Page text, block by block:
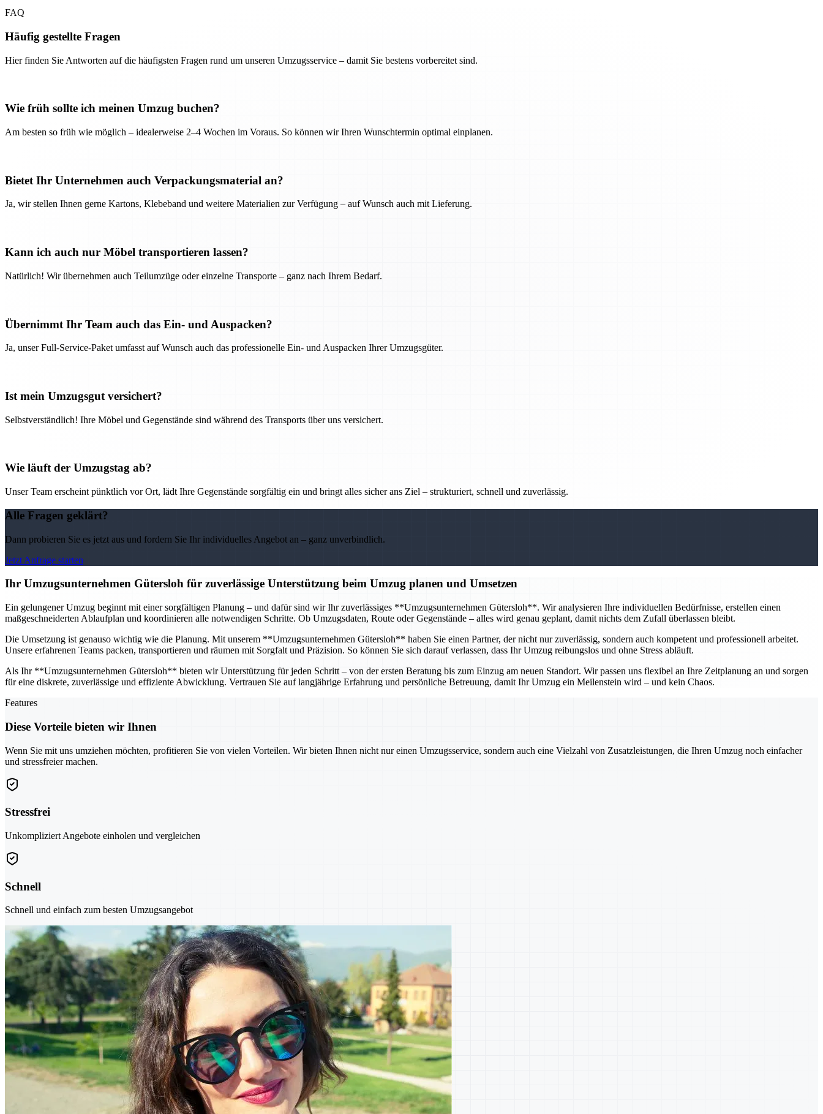
FAQ
Häufig gestellte Fragen
Hier finden Sie Antworten auf die häufigsten Fragen rund um unseren Umzugsservice – damit Sie bestens vorbereitet sind.
Wie früh sollte ich meinen Umzug buchen?
Am besten so früh wie möglich – idealerweise 2–4 Wochen im Voraus. So können wir Ihren Wunschtermin optimal einplanen.
Bietet Ihr Unternehmen auch Verpackungsmaterial an?
Ja, wir stellen Ihnen gerne Kartons, Klebeband und weitere Materialien zur Verfügung – auf Wunsch auch mit Lieferung.
Kann ich auch nur Möbel transportieren lassen?
Natürlich! Wir übernehmen auch Teilumzüge oder einzelne Transporte – ganz nach Ihrem Bedarf.
Übernimmt Ihr Team auch das Ein- und Auspacken?
Ja, unser Full-Service-Paket umfasst auf Wunsch auch das professionelle Ein- und Auspacken Ihrer Umzugsgüter.
Ist mein Umzugsgut versichert?
Selbstverständlich! Ihre Möbel und Gegenstände sind während des Transports über uns versichert.
Wie läuft der Umzugstag ab?
Unser Team erscheint pünktlich vor Ort, lädt Ihre Gegenstände sorgfältig ein und bringt alles sicher ans Ziel – strukturiert, schnell und zuverlässig.
Alle Fragen geklärt?
Dann probieren Sie es jetzt aus und fordern Sie Ihr individuelles Angebot an – ganz unverbindlich.
Jetzt Anfrage starten
Ihr Umzugsunternehmen Gütersloh für zuverlässige Unterstützung beim Umzug planen und Umsetzen
Ein gelungener Umzug beginnt mit einer sorgfältigen Planung – und dafür sind wir Ihr zuverlässiges **Umzugsunternehmen Gütersloh**. Wir analysieren Ihre individuellen Bedürfnisse, erstellen einen
maßgeschneiderten Ablaufplan und koordinieren alle notwendigen Schritte. Ob Umzugsdaten, Route oder Gegenstände – alles wird genau geplant, damit nichts dem Zufall überlassen bleibt.
Die Umsetzung ist genauso wichtig wie die Planung. Mit unserem **Umzugsunternehmen Gütersloh** haben Sie einen Partner, der nicht nur zuverlässig, sondern auch kompetent und professionell arbeitet.
Unsere erfahrenen Teams packen, transportieren und räumen mit Sorgfalt und Präzision. So können Sie sich darauf verlassen, dass Ihr Umzug reibungslos und ohne Stress abläuft.
Als Ihr **Umzugsunternehmen Gütersloh** bieten wir Unterstützung für jeden Schritt – von der ersten Beratung bis zum Einzug am neuen Standort. Wir passen uns flexibel an Ihre Zeitplanung an und sorgen
für eine diskrete, zuverlässige und effiziente Abwicklung. Vertrauen Sie auf langjährige Erfahrung und persönliche Betreuung, damit Ihr Umzug ein Meilenstein wird – und kein Chaos.
Features
Diese Vorteile bieten wir Ihnen
Wenn Sie mit uns umziehen möchten, profitieren Sie von vielen Vorteilen. Wir bieten Ihnen nicht nur einen Umzugsservice, sondern auch eine Vielzahl von Zusatzleistungen, die Ihren Umzug noch einfacher
und stressfreier machen.
Stressfrei
Unkompliziert Angebote einholen und vergleichen
Schnell
Schnell und einfach zum besten Umzugsangebot